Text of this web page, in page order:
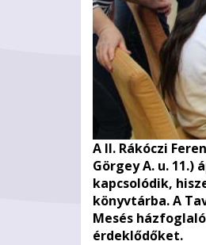
A II. Rákóczi
Görgey A. u.
kapcsolódik,
könyvtárba. A
Mesés
érdeklődőket.